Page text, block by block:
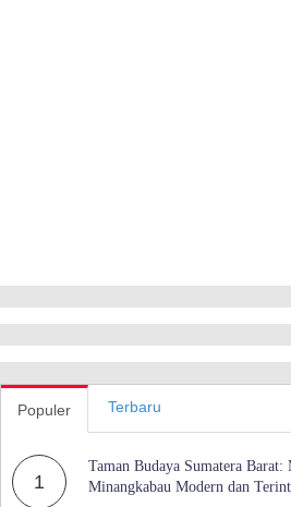
Populer Terbaru
1
Taman Budaya Sumatera Barat:
Minangkabau Modern dan